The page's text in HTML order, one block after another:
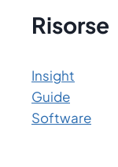
Risorse
Insight
Guide
Software